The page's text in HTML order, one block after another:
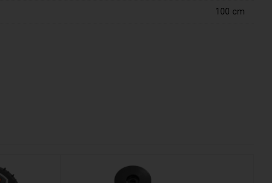
100 cm